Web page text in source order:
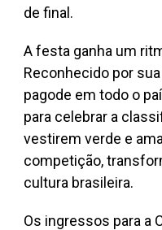
de final.
A festa ganha um
Reconhecido por
pagode em todo o
para celebrar a
vestirem verde e
competição,
cultura brasileira.
Os ingressos para a